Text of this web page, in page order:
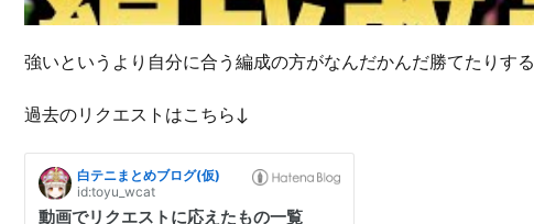
強いというより自分に合う編成の方がなんだかんだ勝てたりする
過去のリクエストはこちら↓